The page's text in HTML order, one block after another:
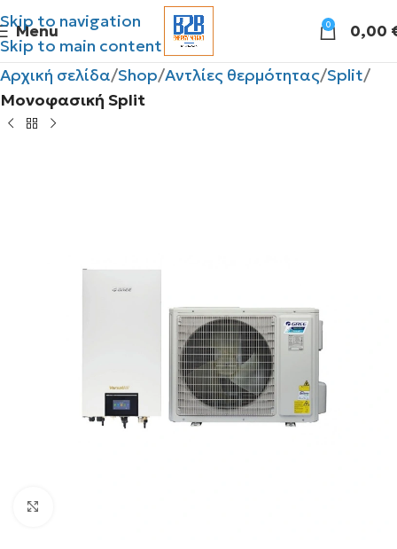
Skip to navigation
Skip to main content
Menu 0 0,00
Αρχική σελίδα Shop Αντλίες θερμότητας Split
Μονοφασική Split